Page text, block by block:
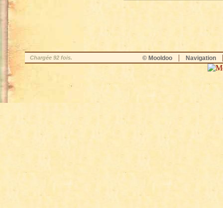
Chargée 92 fois. © Mooldoo| Navigation